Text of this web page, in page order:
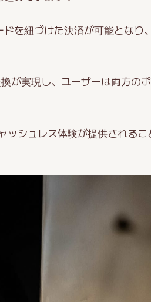
を紐づけた決済が可能となり
が実現し、ユーザーは両方の
ッシュレス体験が提供されるこ